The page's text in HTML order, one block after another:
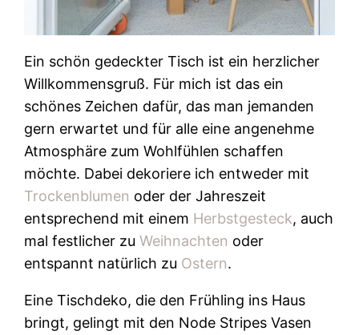
Ein schön gedeckter Tisch ist ein herzlicher
Willkommensgruß. Für mich ist das ein
schönes Zeichen dafür, das man jemanden
gern erwartet und für alle eine angenehme
Atmosphäre zum Wohlfühlen schaffen
möchte. Dabei dekoriere ich entweder mit
Trockenblumen oder der Jahreszeit
entsprechend mit einem Herbstgesteck, auch
mal festlicher zuWeihnachten oder
entspannt natürlich zu Ostern.
Eine Tischdeko, die den Frühling ins Haus
bringt, gelingt mit den Node Stripes Vasen